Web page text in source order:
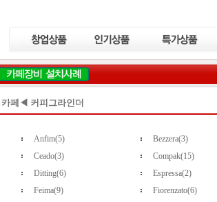
카페◀ 커피그라인더
Anfim(5) Bezzera(3)
Ceado(3)
Compak(15)
Ditting(6)
Espressa(2)
Feima(9)
Fiorenzato(6)